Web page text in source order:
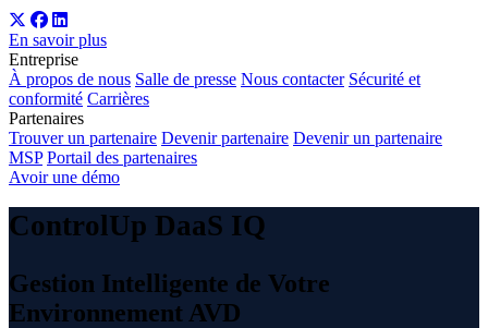
En savoir plus
Entreprise
À propos de nous Salle de presse Nous contacter Sécurité et
conformité Carrières
Partenaires
Trouver un partenaire Devenir partenaire Devenir un partenaire
MSP Portail des partenaires
Avoir une démo
ControlUp DaaS IQ
Gestion Intelligente de Votre
Environnement AVD